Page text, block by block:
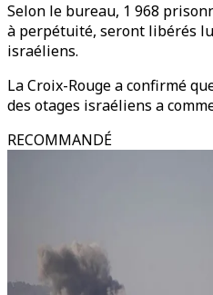
Selon le bureau, 1 968
à perpétuité, seront libérés
israéliens.
La Croix-Rouge a confirmé
des otages israéliens a
RECOMMANDÉ